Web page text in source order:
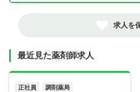
求人を
最近見た薬剤師求人
正社員 調剤薬局